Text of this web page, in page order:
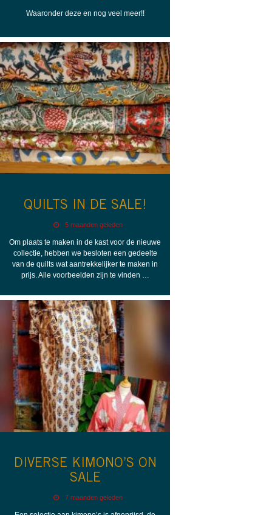
Waaronder deze en nog veel meer!!
QUILTS IN DE SALE!
5 maanden geleden
Om plaats te maken in de kast voor de nieuwe
collectie, hebben we besloten een gedeelte
van de quilts wat aantrekkelijker te maken in
prijs. Alle voorbeelden zijn te vinden …
DIVERSE KIMONO’S ON
SALE
7 maanden geleden